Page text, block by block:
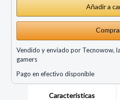
Vendido y enviado por Tecnowow,
gamers
Pago en efectivo disponible
Características